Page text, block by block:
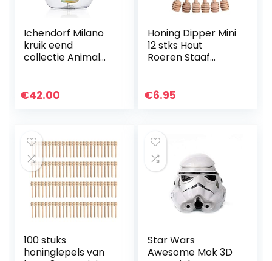
Ichendorf Milano
kruik eend
collectie Animal
€42.00
Honing Dipper Mini
12 stks Hout
Roeren Staaf
Dispense
€6.95
100 stuks
honinglepels van
Star Wars
Awesome Mok 3D